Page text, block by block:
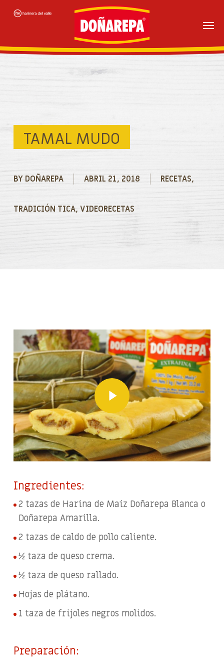
Skip
content
TAMAL MUDO
BY DOÑAREPA ABRIL 21, 2018 RECETAS,
TRADICIÓN TICA, VIDEORECETAS
Play Video
Play Video
Ingredientes:
2 tazas de Harina de Maíz Doñarepa Blanca o
Doñarepa Amarilla.
2 tazas de caldo de pollo caliente.
½ taza de queso crema.
½ taza de queso rallado.
Hojas de plátano.
1 taza de frijoles negros molidos.
Preparación: